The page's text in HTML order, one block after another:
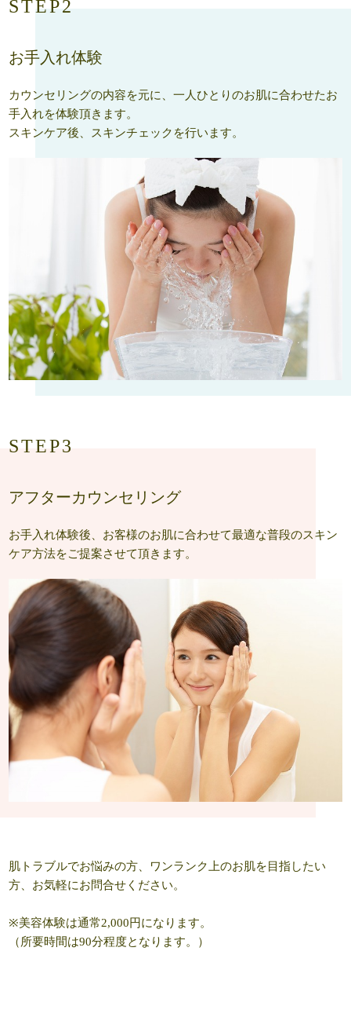
STEP2
お手入れ体験
カウンセリングの内容を元に、一人ひとりのお肌に合わせたお
手入れを体験頂きます。
スキンケア後、スキンチェックを行います。
STEP3
アフターカウンセリング
お手入れ体験後、お客様のお肌に合わせて最適な普段のスキン
ケア方法をご提案させて頂きます。
肌トラブルでお悩みの方、ワンランク上のお肌を目指したい
方、お気軽にお問合せください。
※美容体験は通常2,000円になります。
（所要時間は90分程度となります。）